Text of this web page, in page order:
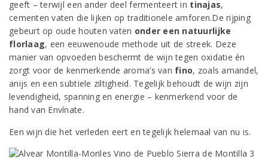
geeft – terwijl een ander deel fermenteert in tinajas,
cementen vaten die lijken op traditionele amforen.De rijping
gebeurt op oude houten vaten onder een natuurlijke
florlaag, een eeuwenoude methode uit de streek. Deze
manier van opvoeden beschermt de wijn tegen oxidatie én
zorgt voor de kenmerkende aroma’s van fino, zoals amandel,
anijs en een subtiele ziltigheid. Tegelijk behoudt de wijn zijn
levendigheid, spanning en energie – kenmerkend voor de
hand van Envínate.
Een wijn die het verleden eert en tegelijk helemaal van nu is.